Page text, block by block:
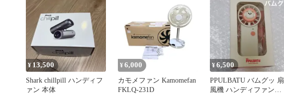
¥13,500
Shark chillpill ハンディフ
ァン 本体
¥ 6,000
カモメファン Kamomefan
FKLQ-231D
¥6,500
PPULBATU バムグッ 扇
風機 ハンディファン